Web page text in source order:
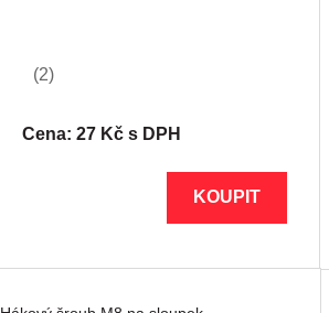
(2)
Cena: 27 Kč s DPH
KOUPIT